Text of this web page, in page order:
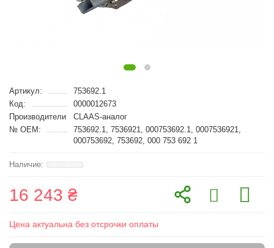
Артикул:
753692.1
Код:
0000012673
Производители
CLAAS-аналог
№ OEM:
753692.1, 7536921, 000753692.1, 0007536921,
000753692, 753692, 000 753 692 1
16 243 ₴
Цена актуальна без отсрочки оплаты